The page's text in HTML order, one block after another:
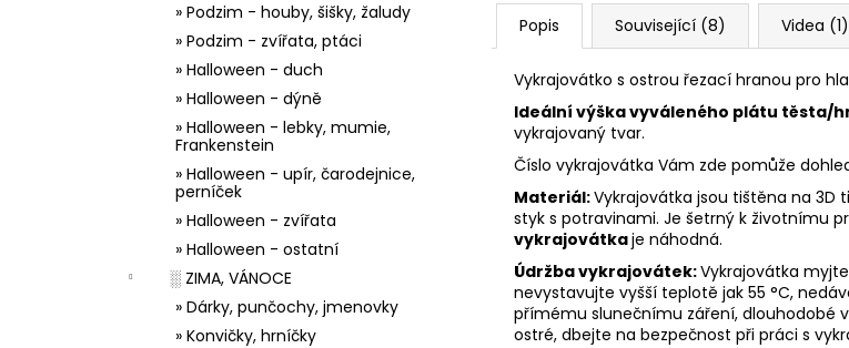
» Podzim - houby, šišky, žaludy
» Podzim - zvířata, ptáci
» Halloween - duch
» Halloween - dýně
» Halloween - lebky, mumie,
Frankenstein
» Halloween - upír, čarodejnice,
perníček
» Halloween - zvířata
» Halloween - ostatní
░ ZIMA, VÁNOCE
» Dárky, punčochy, jmenovky
» Konvičky, hrníčky
Popis Související (8) Videa (1)
Vykrajovátko s ostrou řezací hranou pro
Ideální výška vyváleného plátu těsta/
vykrajovaný tvar.
Číslo vykrajovátka Vám zde pomůže
Materiál:Vykrajovátka jsou tištěna na 3D
styk s potravinami. Je šetrný k životnímu
vykrajovátkaje náhodná.
Údržba vykrajovátek:Vykrajovátka
nevystavujte vyšší teplotě jak 55 °C,
přímému slunečnímu záření, dlouhodobé
ostré, dbejte na bezpečnost při práci s